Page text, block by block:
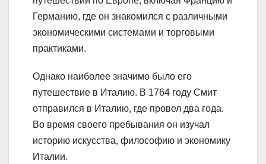
Германию, где он знакомился с различными
экономическими системами и торговыми
практиками.
Однако наиболее значимо было его
путешествие в Италию. В 1764 году Смит
отправился в Италию, где провел два года.
Во время своего пребывания он изучал
историю искусства, философию и экономику
Италии.